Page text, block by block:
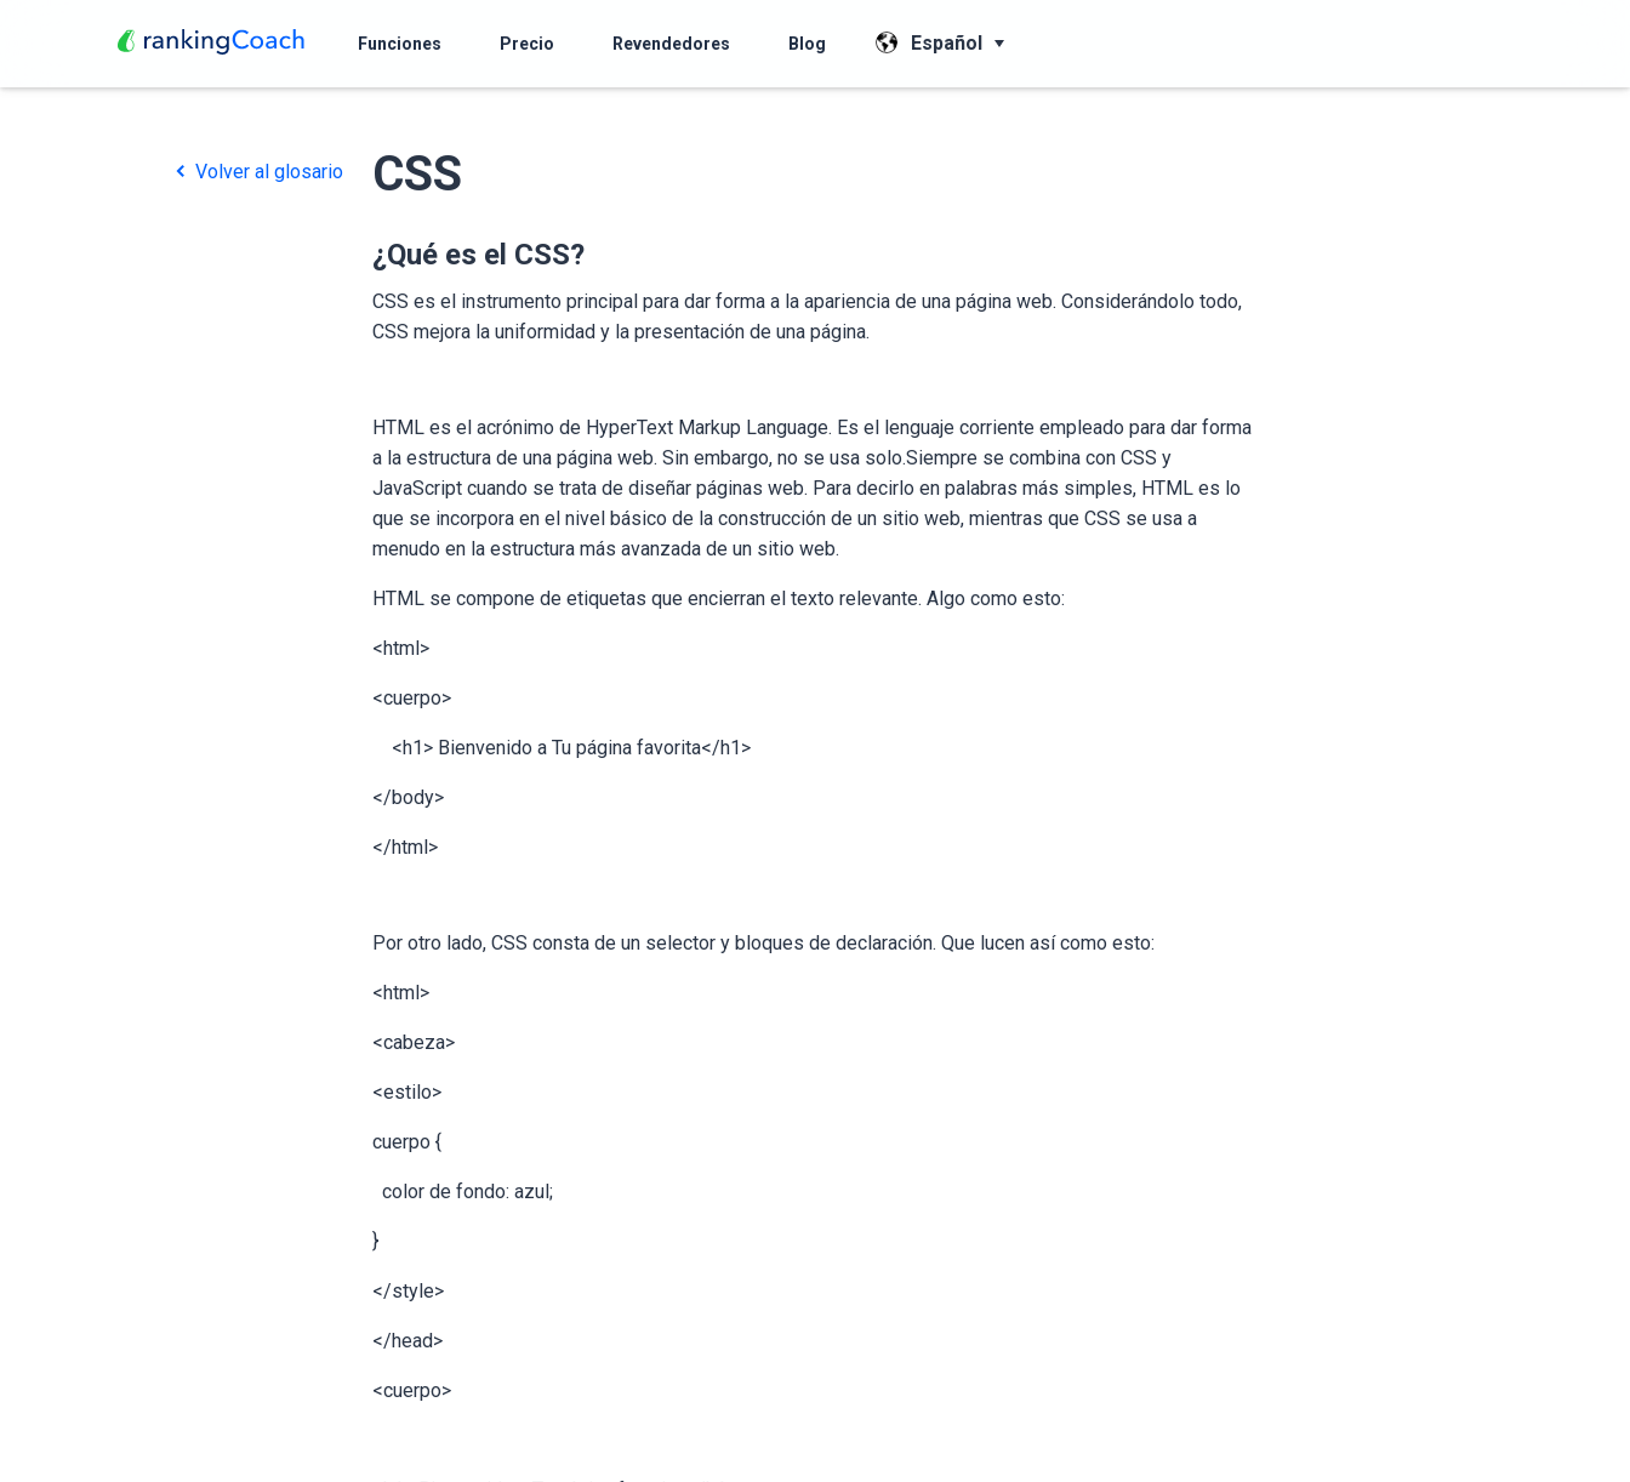
Funciones Precio Revendedores Blog Español
Volver al glosario CSS
¿Qué es el CSS?
CSS es el instrumento principal para dar forma a la apariencia de una página web. Considerándolo todo,
CSS mejora la uniformidad y la presentación de una página.
HTML es el acrónimo de HyperText Markup Language. Es el lenguaje corriente empleado para dar forma
a la estructura de una página web. Sin embargo, no se usa solo.Siempre se combina con CSS y
JavaScript cuando se trata de diseñar páginas web. Para decirlo en palabras más simples, HTML es lo
que se incorpora en el nivel básico de la construcción de un sitio web, mientras que CSS se usa a
menudo en la estructura más avanzada de un sitio web.
HTML se compone de etiquetas que encierran el texto relevante. Algo como esto:
<html>
<cuerpo>
<h1> Bienvenido a Tu página favorita</h1>
</body>
</html>
Por otro lado, CSS consta de un selector y bloques de declaración. Que lucen así como esto:
<html>
<cabeza>
<estilo>
cuerpo {
color de fondo: azul;
}
</style>
</head>
<cuerpo>